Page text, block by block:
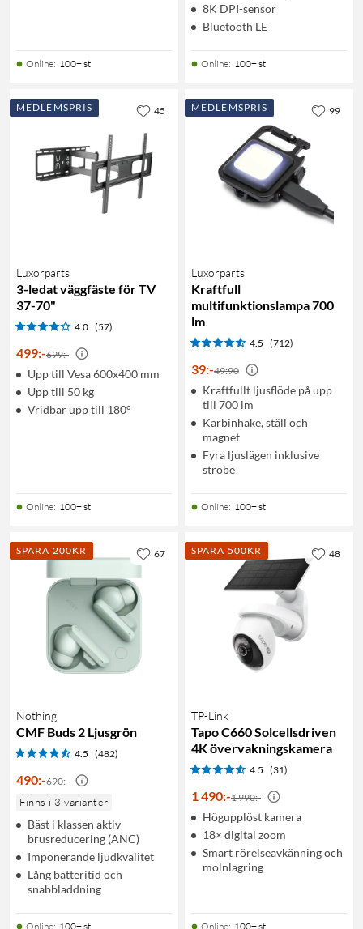
Online: 100+ st
8K DPI-sensor
Bluetooth LE
Online: 100+ st
MEDLEMSPRIS
Luxorparts
3-ledat väggfäste för TV
37-70"
4.0 (57)
499:-699:-
Upp till Vesa 600x400 mm
Upp till 50 kg
Vridbar upp till 180°
Online: 100+ st
45 MEDLEMSPRIS
Luxorparts
Kraftfull
multifunktionslampa 700
lm
4.5 (712)
39:-49:90
Kraftfullt ljusflöde på upp
till 700 lm
Karbinhake, ställ och
magnet
Fyra ljuslägen inklusive
strobe
Online: 100+ st
99
SPARA 200KR
Nothing
CMF Buds 2 Ljusgrön
4.5 (482)
490:-690:-
Finns i 3 varianter
Bäst i klassen aktiv
brusreducering (ANC)
Imponerande ljudkvalitet
Lång batteritid och
snabbladdning
Online: 100+ st
67 SPARA 500KR
TP-Link
Tapo C660 Solcellsdriven
4K övervakningskamera
4.5 (31)
1 490:-1 990:-
Högupplöst kamera
18× digital zoom
Smart rörelseavkänning och
molnlagring
Online: 100+ st
48